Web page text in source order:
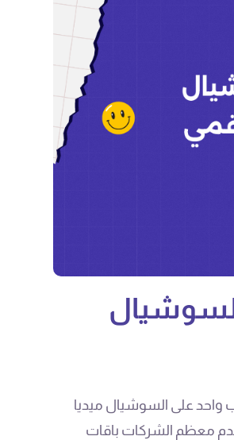
واحد على السوشيال ميديا
معظم الشركات باقات